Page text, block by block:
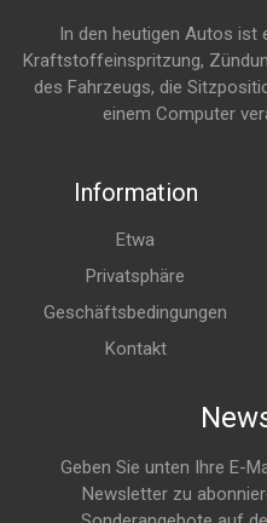
In den heutigen Autos ist
Kraftstoffeinspritzung,
des Fahrzeugs, die
einem Computer
Information
Etwa
Privatsphäre
Geschäftsbedingungen
Kontakt
Geben Sie unten Ihre E-
Newsletter zu